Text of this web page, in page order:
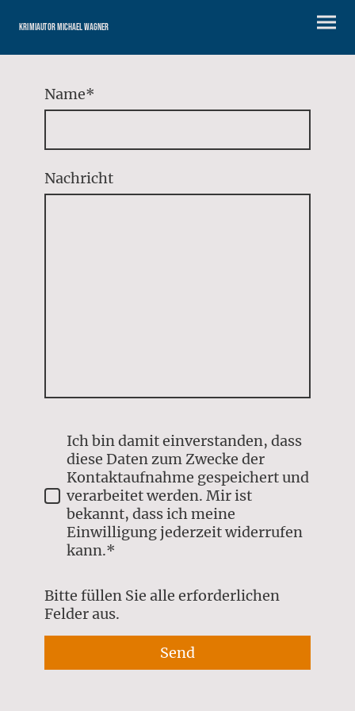
Krimiautor Michael Wagner
Name*
Nachricht
Ich bin damit einverstanden, dass
diese Daten zum Zwecke der
Kontaktaufnahme gespeichert und
verarbeitet werden. Mir ist
bekannt, dass ich meine
Einwilligung jederzeit widerrufen
kann.*
Bitte füllen Sie alle erforderlichen
Felder aus.
Send